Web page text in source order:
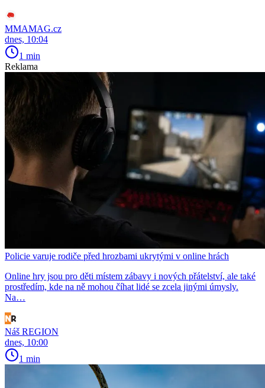
MMAMAG.cz
dnes, 10:04
1 min
Reklama
Policie varuje rodiče před hrozbami ukrytými v online hrách
Online hry jsou pro děti místem zábavy i nových přátelství, ale také
prostředím, kde na ně mohou číhat lidé se zcela jinými úmysly.
Na…
Náš REGION
dnes, 10:00
1 min